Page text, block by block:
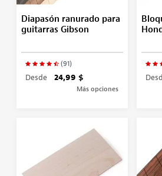
Diapasón ranurado para
guitarras Gibson
(91)
Desde 24,99 $
Más opciones